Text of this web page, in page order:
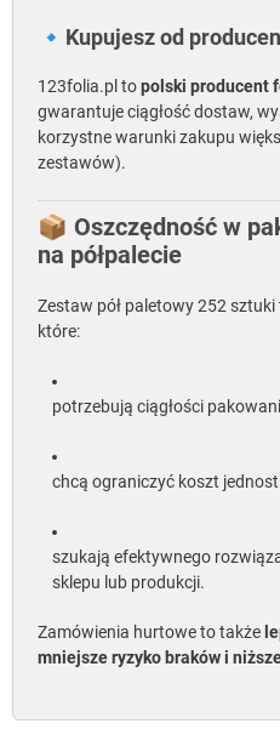
🔹Kupujesz od
123folia.pl topolski producent
gwarantuje ciągłość dostaw,
korzystne warunki zakupu
zestawów).
📦 Oszczędność w
na półpalecie
Zestaw pół paletowy 252
które:
potrzebują ciągłości
chcą ograniczyć koszt
szukają efektywnego
sklepu lub produkcji.
Zamówienia hurtowe to także
mniejsze ryzyko braków i